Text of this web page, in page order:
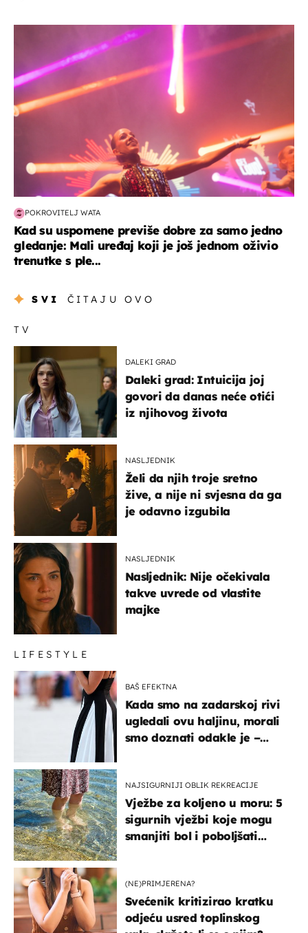
POKROVITELJ WATA
Kad su uspomene previše dobre za samo jedno
gledanje: Mali uređaj koji je još jednom oživio
trenutke s ple...
SVI ČITAJU OVO
TV
DALEKI GRAD
Daleki grad: Intuicija joj
govori da danas neće otići
iz njihovog života
NASLJEDNIK
Želi da njih troje sretno
žive, a nije ni svjesna da ga
je odavno izgubila
NASLJEDNIK
Nasljednik: Nije očekivala
takve uvrede od vlastite
majke
LIFESTYLE
BAŠ EFEKTNA
Kada smo na zadarskoj rivi
ugledali ovu haljinu, morali
smo doznati odakle je –
NAJSIGURNIJI OBLIK REKREACIJE
Vježbe za koljeno u moru: 5
sigurnih vježbi koje mogu
smanjiti bol i poboljšati
(NE)PRIMJERENA?
Svećenik kritizirao kratku
odjeću usred toplinskog